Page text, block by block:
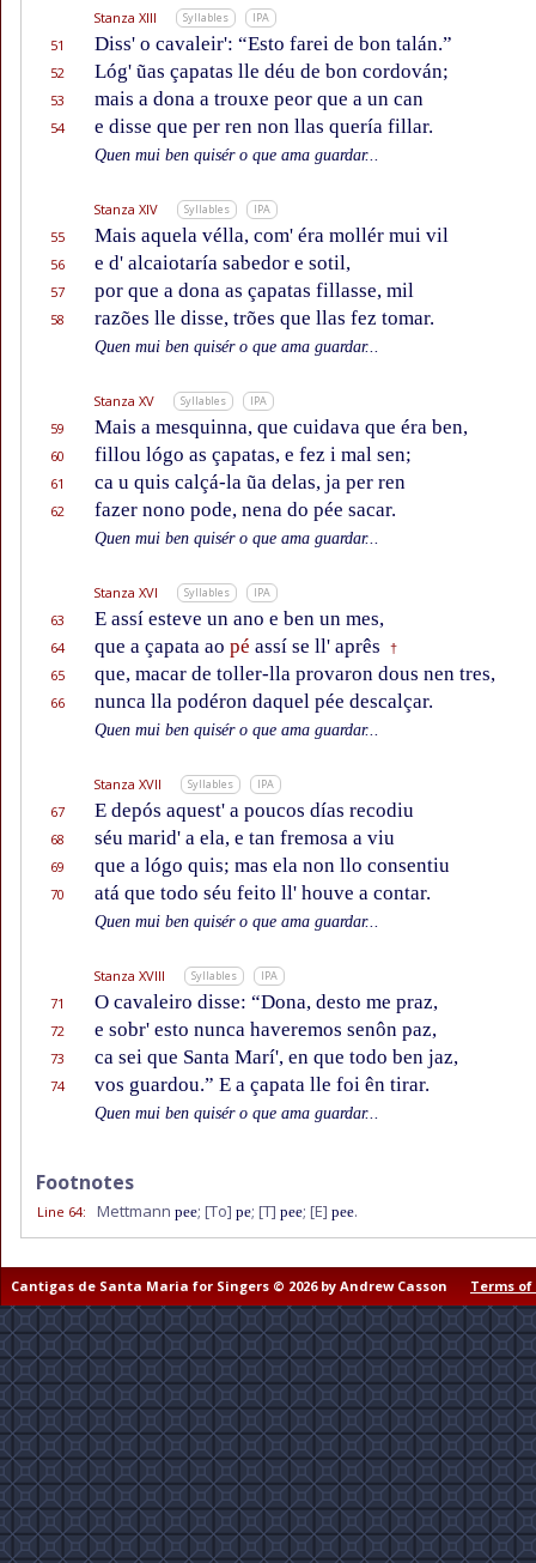
Stanza XIII Syllables IPA
51 Diss' o cavaleir': “Esto farei de bon talán.”
52 Lóg' ũas çapatas lle déu de bon cordován;
53 mais a dona a trouxe peor que a un can
54 e disse que per ren non llas quería fillar.
Quen mui ben quisér o que ama guardar...
Stanza XIV Syllables IPA
55 Mais aquela vélla, com' éra mollér mui vil
56 e d' alcaiotaría sabedor e sotil,
57 por que a dona as çapatas fillasse, mil
58 razões lle disse, trões que llas fez tomar.
Quen mui ben quisér o que ama guardar...
Stanza XV Syllables IPA
59 Mais a mesquinna, que cuidava que éra ben,
60 fillou lógo as çapatas, e fez i mal sen;
61 ca u quis calçá-la ũa delas, ja per ren
62 fazer nono pode, nena do pée sacar.
Quen mui ben quisér o que ama guardar...
Stanza XVI Syllables IPA
63 E assí esteve un ano e ben un mes,
64 que a çapata ao pé assí se ll' aprês †
65 que, macar de toller-lla provaron dous nen tres,
66 nunca lla podéron daquel pée descalçar.
Quen mui ben quisér o que ama guardar...
Stanza XVII Syllables IPA
67 E depós aquest' a poucos días recodiu
68 séu marid' a ela, e tan fremosa a viu
69 que a lógo quis; mas ela non llo consentiu
70 atá que todo séu feito ll' houve a contar.
Quen mui ben quisér o que ama guardar...
Stanza XVIII Syllables IPA
71 O cavaleiro disse: “Dona, desto me praz,
72 e sobr' esto nunca haveremos senôn paz,
73 ca sei que Santa Marí', en que todo ben jaz,
74 vos guardou.” E a çapata lle foi ên tirar.
Quen mui ben quisér o que ama guardar...
Footnotes
Line 64: Mettmann pee; [To] pe; [T] pee; [E] pee.
Cantigas de Santa Maria for Singers © 2026 by Andrew Casson Terms of